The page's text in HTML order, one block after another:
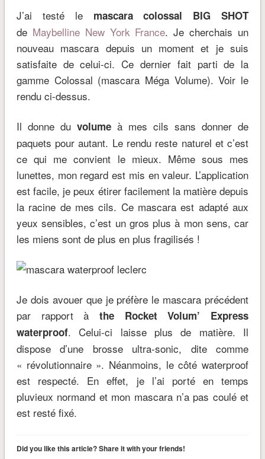
J’ai testé le mascara colossal BIG SHOT
de Maybelline New York France. Je cherchais un
nouveau mascara depuis un moment et je suis
satisfaite de celui-ci. Ce dernier fait parti de la
gamme Colossal (mascara Méga Volume). Voir le
rendu ci-dessus.
Il donne duvolumeà mes cils sans donner de
paquets pour autant. Le rendu reste naturel et c’est
ce qui me convient le mieux. Même sous mes
lunettes, mon regard est mis en valeur. L’application
est facile, je peux étirer facilement la matière depuis
la racine de mes cils. Ce mascara est adapté aux
yeux sensibles, c’est un gros plus à mon sens, car
les miens sont de plus en plus fragilisés !
Je dois avouer que je préfère le mascara précédent
par rapport à the Rocket Volum’ Express
waterproof. Celui-ci laisse plus de matière. Il
dispose d’une brosse ultra-sonic, dite comme
« révolutionnaire ». Néanmoins, le côté waterproof
est respecté. En effet, je l’ai porté en temps
pluvieux normand et mon mascara n’a pas coulé et
est resté fixé.
Did you like this article? Share it with your friends!